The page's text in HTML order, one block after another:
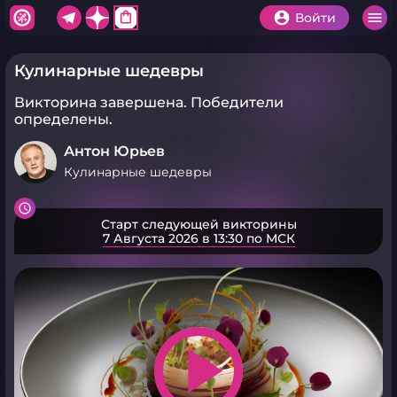
shopping_bag Войти
Кулинарные шедевры
Викторина завершена. Победители
определены.
Антон Юрьев
Кулинарные шедевры
Старт следующей викторины
7 Августа 2026 в 13:30 по МСК
play_arrow